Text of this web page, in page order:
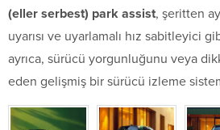
(eller serbest) park assist, şeritten
uyarısı ve uyarlamalı hız sabitleyici
ayrıca, sürücü yorgunluğunu veya
eden gelişmiş bir sürücü izleme